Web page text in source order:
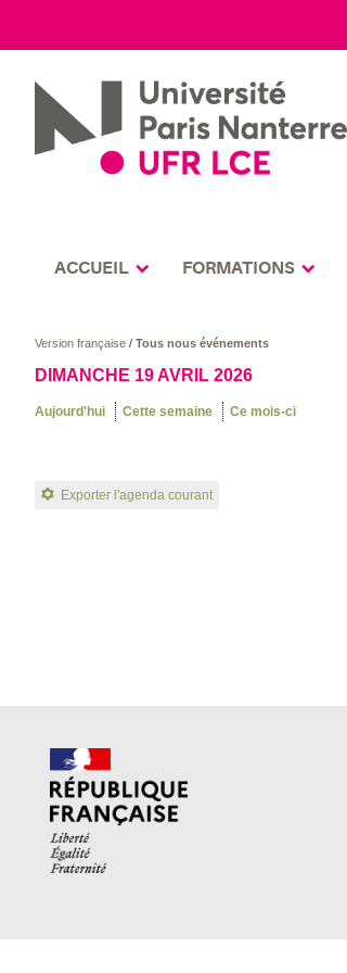
ACCUEIL FORMATIONS
Version française/ Tous nous événements
DIMANCHE 19 AVRIL 2026
Aujourd'hui Cette semaine Ce mois-ci
Exporter l'agenda courant